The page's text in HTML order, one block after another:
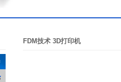
FDM技术 3D打印机